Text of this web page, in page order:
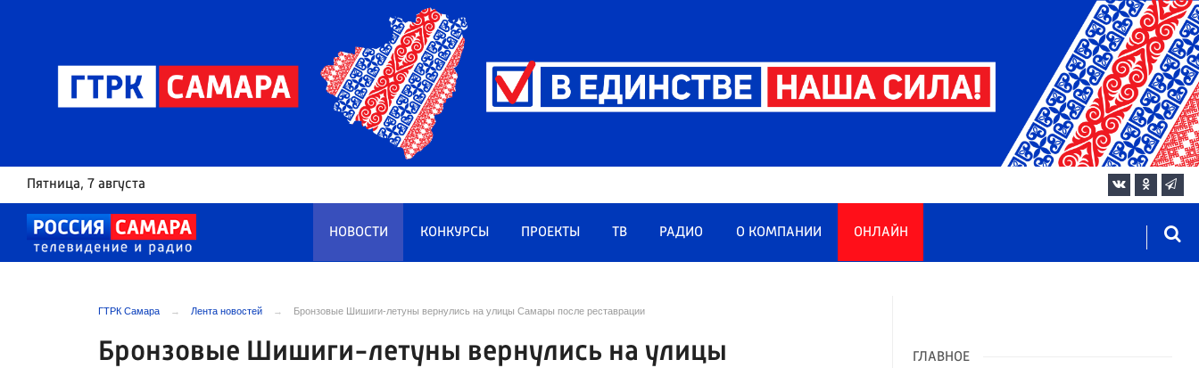
Пятница, 7 августа
НОВОСТИ КОНКУРСЫ ПРОЕКТЫ ТВ РАДИО О КОМПАНИИ ОНЛАЙН
ГТРК Самара Лента новостей Бронзовые Шишиги-летуны вернулись на улицы Самары после реставрации
Бронзовые Шишиги-летуны вернулись на улицы
ГЛАВНОЕ